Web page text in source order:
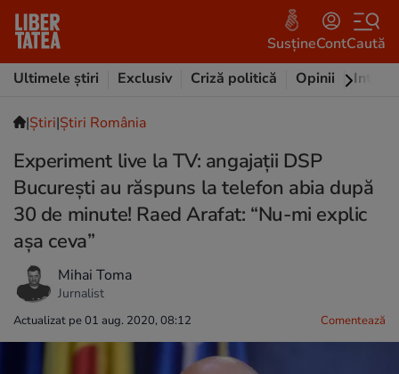
SusțineContCaută
Ultimele știri
Exclusiv Criză politică Opinii
|Ştiri|Știri România
Experiment live la TV: angajații DSP
București au răspuns la telefon abia după
30 de minute! Raed Arafat: “Nu-mi explic
așa ceva”
Mihai Toma
Jurnalist
Actualizat pe 01 aug. 2020, 08:12 Comentează